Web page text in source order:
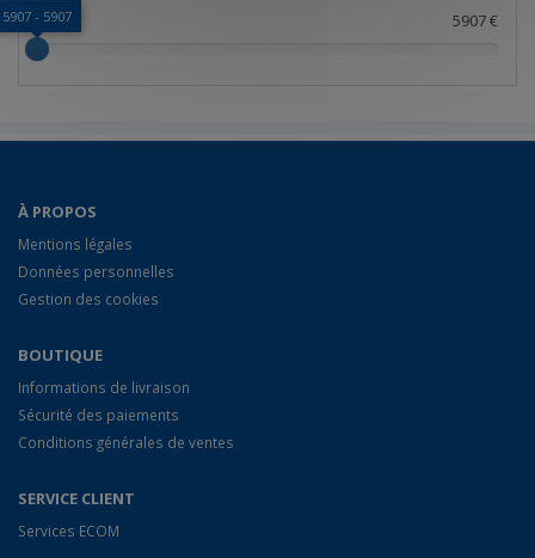
5907 €
5907 €
5907 - 5907
À PROPOS
Mentions légales
Données personnelles
Gestion des cookies
BOUTIQUE
Informations de livraison
Sécurité des paiements
Conditions générales de ventes
SERVICE CLIENT
Services ECOM